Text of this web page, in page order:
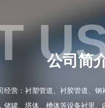
公司简
经营：衬塑管道、衬胶管道、钢
储罐、塔体、槽体等设备衬里、